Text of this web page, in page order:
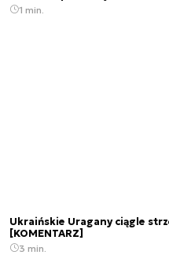
1 min.
Ukraińskie Uragany ciągle
[KOMENTARZ]
3 min.